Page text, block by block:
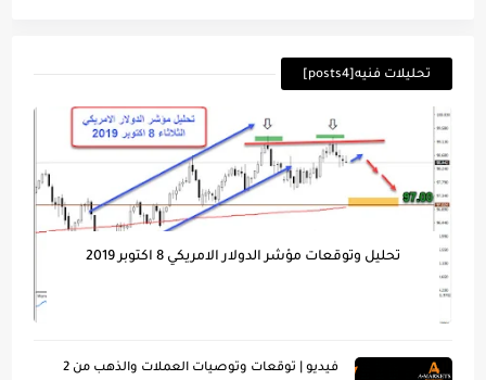
تحليلات فنيه[posts4]
تحليل وتوقعات مؤشر الدولار الامريكي 8 اكتوبر 2019
فيديو | توقعات وتوصيات العملات والذهب من 2